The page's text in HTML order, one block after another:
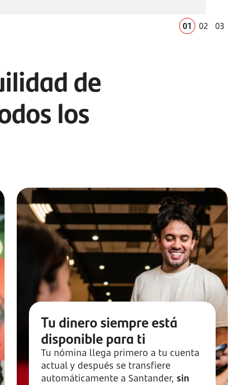
01 02 03
de
los
Tu dinero siempre está
disponible para ti
Tu nómina llega primero a tu cuenta
actual y después se transfiere
automáticamente a Santander, sin